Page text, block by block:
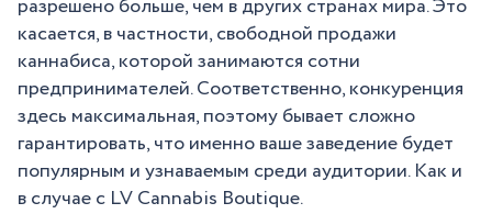
разрешено больше, чем в других странах мира. Это
касается, в частности, свободной продажи
каннабиса, которой занимаются сотни
предпринимателей. Соответственно, конкуренция
здесь максимальная, поэтому бывает сложно
гарантировать, что именно ваше заведение будет
популярным и узнаваемым среди аудитории. Как и
в случае с LV Cannabis Boutique.